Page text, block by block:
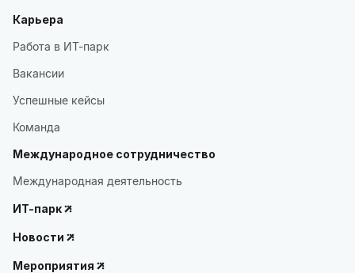
Карьера
Работа в ИТ-парк
Вакансии
Успешные кейсы
Команда
Международное сотрудничество
Международная деятельность
ИТ-парк
Новости
Мероприятия